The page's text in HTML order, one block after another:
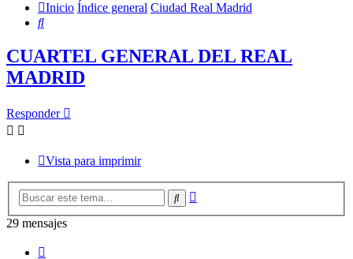
Inicio Índice general Ciudad Real Madrid
Buscar
CUARTEL GENERAL DEL REAL
MADRID
Responder
Vista para imprimir
Buscar
29 mensajes